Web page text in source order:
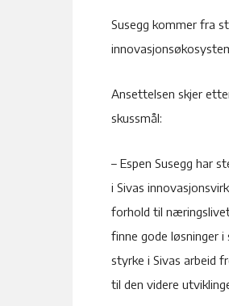
Susegg kommer fra
Ansettelsen skjer
skussmål:
– Espen Susegg har
i Sivas
forhold til
finne gode løsninger
styrke i Sivas arbeid
til den videre